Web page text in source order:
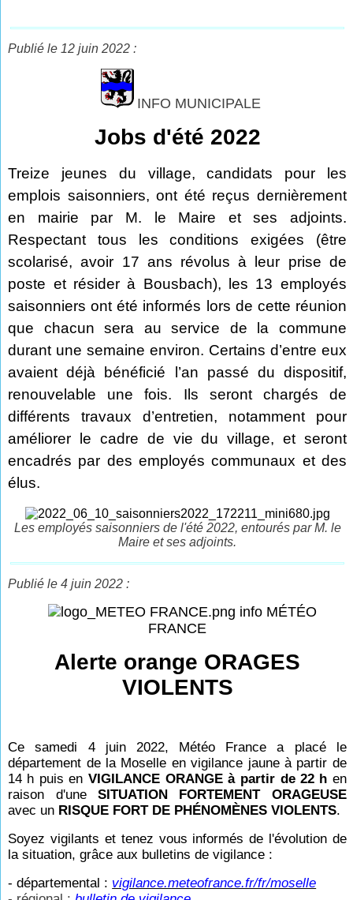
Publié le 12 juin 2022 :
INFO MUNICIPALE
Jobs d'été 2022
Treize jeunes du village, candidats pour les
emplois saisonniers, ont été reçus dernièrement
en mairie par M. le Maire et ses adjoints.
Respectant tous les conditions exigées (être
scolarisé, avoir 17 ans révolus à leur prise de
poste et résider à Bousbach), les 13 employés
saisonniers ont été informés lors de cette réunion
que chacun sera au service de la commune
durant une semaine environ. Certains d’entre eux
avaient déjà bénéficié l’an passé du dispositif,
renouvelable une fois. Ils seront chargés de
différents travaux d’entretien, notamment pour
améliorer le cadre de vie du village, et seront
encadrés par des employés communaux et des
élus.
Les employés saisonniers de l'été 2022, entourés par M. le
Maire et ses adjoints.
Publié le 4 juin 2022 :
info MÉTÉO
FRANCE
Alerte orange ORAGES
VIOLENTS
Ce samedi 4 juin 2022, Météo France a placé le
département de la Moselle en vigilance jaune à partir de
14 h puis en VIGILANCE ORANGE à partir de 22 h en
raison d'une SITUATION FORTEMENT ORAGEUSE
avec un RISQUE FORT DE PHÉNOMÈNES VIOLENTS.
Soyez vigilants et tenez vous informés de l'évolution de
la situation, grâce aux bulletins de vigilance :
- départemental : vigilance.meteofrance.fr/fr/moselle